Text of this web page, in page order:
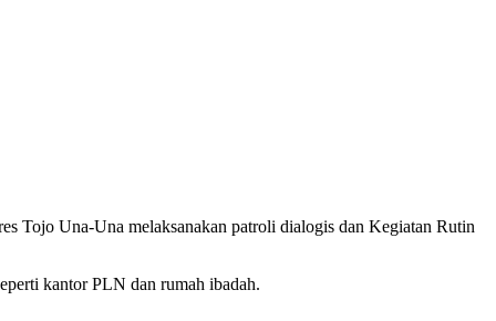
Tojo Una-Una melaksanakan patroli dialogis dan Kegiatan Rutin
kantor PLN dan rumah ibadah.